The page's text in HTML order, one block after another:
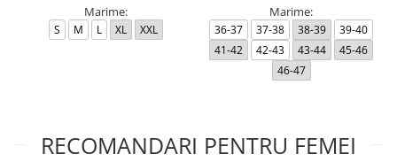
Marime:
S M L XL XXL
Marime:
36-37 37-38 38-39
39-40
41-42
42-43 43-44
45-46
46-47
RECOMANDARI PENTRU FEMEI